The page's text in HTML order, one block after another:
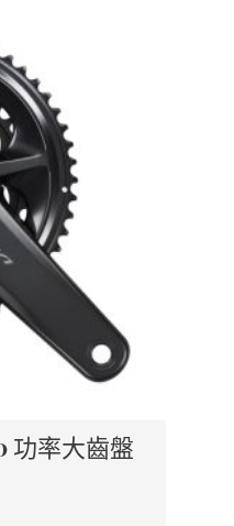
功率大齒盤
品
有
多
種
款
式。
可
在
品
頁
選